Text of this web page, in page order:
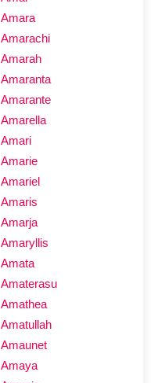
Amara
Amarachi
Amarah
Amaranta
Amarante
Amarella
Amari
Amarie
Amariel
Amaris
Amarja
Amaryllis
Amata
Amaterasu
Amathea
Amatullah
Amaunet
Amaya